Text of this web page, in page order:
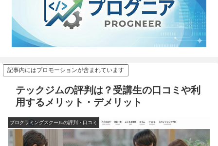
記事内にはプロモーションが含まれています
テックジムの評判は？受講生の口コミや利
用するメリット・デメリット
プログラミングスクールの評判・口コミ